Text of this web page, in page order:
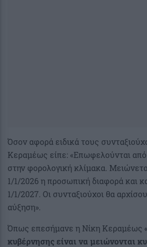
Όσον αφορά ειδικά τους
Κεραμέως είπε: «Επωφελούνται από
στην φορολογική κλίμακα.
1/1/2026 η προσωπική διαφορά και
1/1/2027. Οι συνταξιούχοι θα
αύξηση».
Όπως επεσήμανε η Νίκη Κεραμέως
κυβέρνησης είναι να μειώνονται